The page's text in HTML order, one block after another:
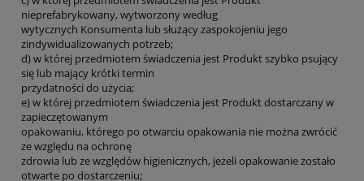
nieprefabrykowany, wytworzony według
wytycznych Konsumenta lub służący zaspokojeniu jego
zindywidualizowanych potrzeb;
d) w której przedmiotem świadczenia jest Produkt szybko psujący
się lub mający krótki termin
przydatności do użycia;
e) w której przedmiotem świadczenia jest Produkt dostarczany w
zapieczętowanym
opakowaniu, którego po otwarciu opakowania nie można zwrócić
ze względu na ochronę
zdrowia lub ze względów higienicznych, jeżeli opakowanie zostało
otwarte po dostarczeniu;